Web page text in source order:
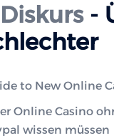
-
to New Online
Online Casino
wissen müssen